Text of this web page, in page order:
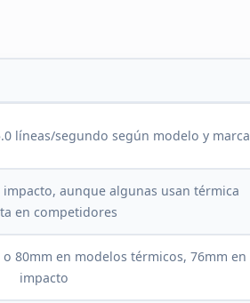
líneas/segundo según modelo y marca
aunque algunas usan térmica
en competidores
80mm en modelos térmicos, 76mm en
impacto